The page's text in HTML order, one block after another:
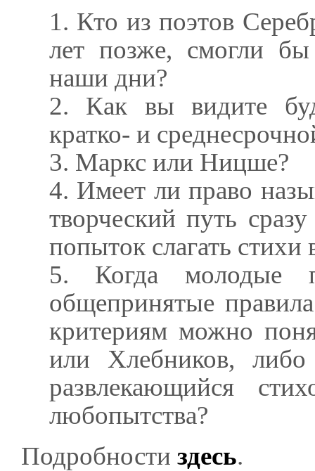
1. Кто из поэтов
лет позже, смогли
наши дни?
2. Как вы видите
кратко- и
3. Маркс или Ницше?
4. Имеет ли право
творческий путь
попыток слагать стихи
5. Когда молодые
общепринятые
критериям можно
или Хлебников,
развлекающийся
любопытства?
Подробности здесь.